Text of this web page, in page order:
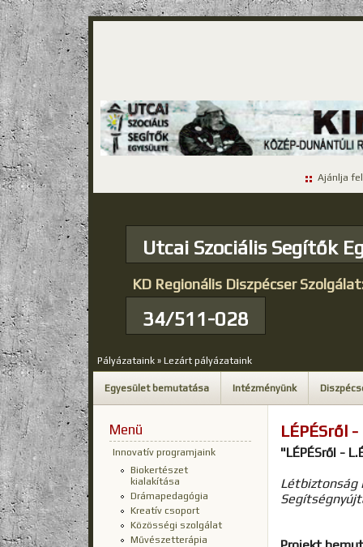
Ajánlja
Utcai Szociális Segítők
KD Regionális Diszpécser
34/511-028
Pályázataink » Lezárt pályázataink
Egyesület bemutatása Intézményünk
Menü
Innovatív programjaink
Biokertészet
kialakítása
Drámapedagógia
Kreatív csoport
Közösségi szolgálat
Művészetterápia
LÉPÉSről
"LÉPÉSről -
Létbiztonság